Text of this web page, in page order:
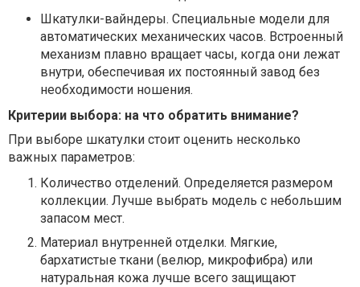
Шкатулки-вайндеры. Специальные модели для
автоматических механических часов. Встроенный
механизм плавно вращает часы, когда они лежат
внутри, обеспечивая их постоянный завод без
необходимости ношения.
Критерии выбора: на что обратить внимание?
При выборе шкатулки стоит оценить несколько
важных параметров:
Количество отделений. Определяется размером
коллекции. Лучше выбрать модель с небольшим
запасом мест.
Материал внутренней отделки. Мягкие,
бархатистые ткани (велюр, микрофибра) или
натуральная кожа лучше всего защищают